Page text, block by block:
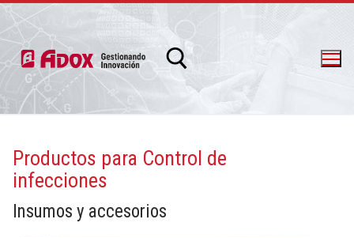
info@adox.com.ar
Productos para Control de
infecciones
Insumos y accesorios